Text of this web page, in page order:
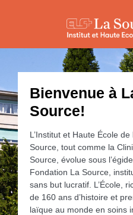
Bienvenue à
Source!
L’Institut et Haute École
Source, tout comme la
Source, évolue sous
Fondation La Source,
sans but lucratif. L’École,
de 160 ans d’histoire et
laïque au monde en soins